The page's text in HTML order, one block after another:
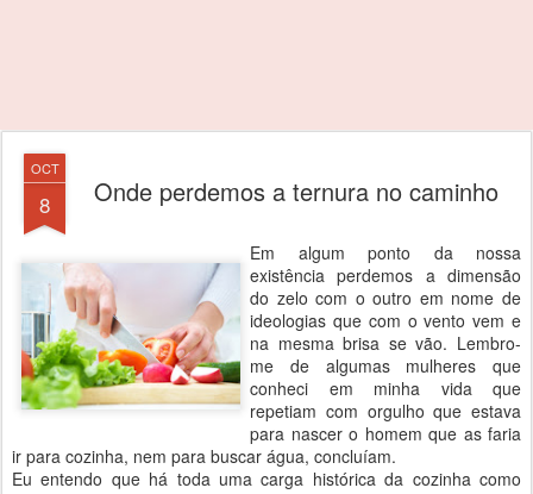
OCT
8 Onde perdemos a ternura no caminho
Em algum ponto da nossa
existência perdemos a dimensão
do zelo com o outro em nome de
ideologias que com o vento vem e
na mesma brisa se vão. Lembro-
me de algumas mulheres que
conheci em minha vida que
repetiam com orgulho que estava
para nascer o homem que as faria
ir para cozinha, nem para buscar água, concluíam.
Eu entendo que há toda uma carga histórica da cozinha como